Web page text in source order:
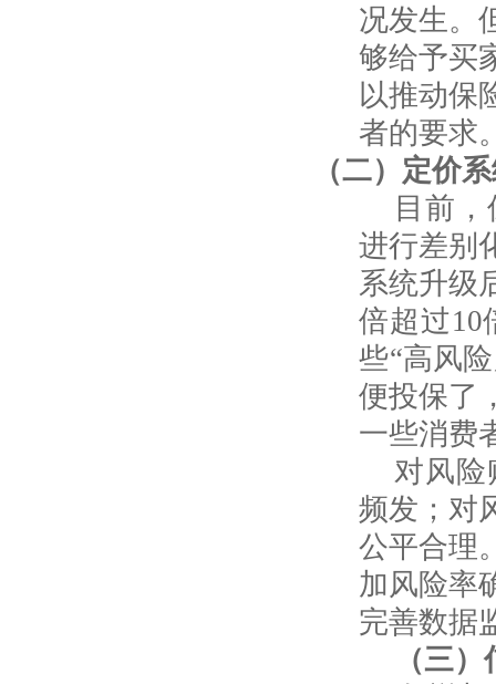
况发生。
够给予买
以推动保
者的要求
（二）定价
目前
进行差别
系统升级
倍超过10
些“高风
便投保了
一些消费
对风
频发；对
公平合理
加风险率
完善数据
（三